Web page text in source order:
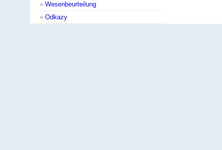
Wesenbeurteilung
Odkazy